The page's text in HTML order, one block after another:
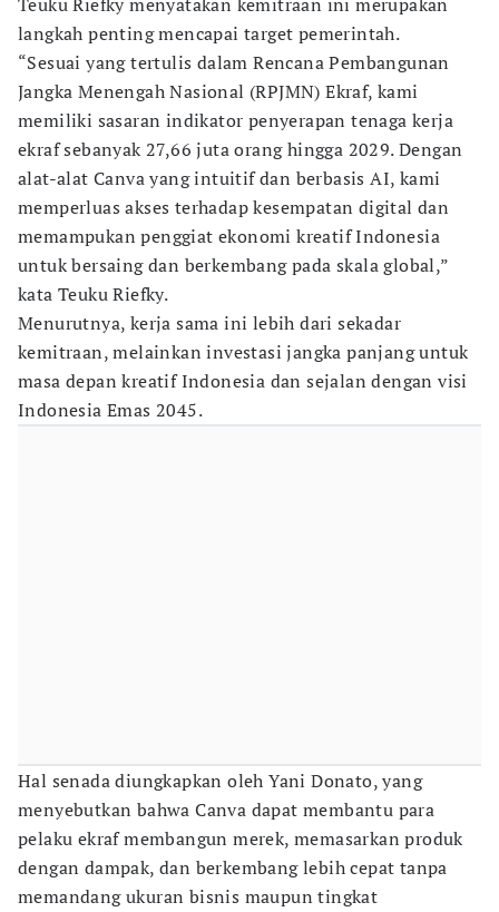
langkah penting mencapai target pemerintah.
“Sesuai yang tertulis dalam Rencana Pembangunan
Jangka Menengah Nasional (RPJMN) Ekraf, kami
memiliki sasaran indikator penyerapan tenaga kerja
ekraf sebanyak 27,66 juta orang hingga 2029. Dengan
alat-alat Canva yang intuitif dan berbasis AI, kami
memperluas akses terhadap kesempatan digital dan
memampukan penggiat ekonomi kreatif Indonesia
untuk bersaing dan berkembang pada skala global,”
kata Teuku Riefky.
Menurutnya, kerja sama ini lebih dari sekadar
kemitraan, melainkan investasi jangka panjang untuk
masa depan kreatif Indonesia dan sejalan dengan visi
Indonesia Emas 2045.
Hal senada diungkapkan oleh Yani Donato, yang
menyebutkan bahwa Canva dapat membantu para
pelaku ekraf membangun merek, memasarkan produk
dengan dampak, dan berkembang lebih cepat tanpa
memandang ukuran bisnis maupun tingkat